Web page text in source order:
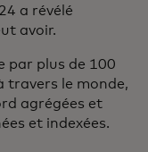
a révélé
avoir.
par plus de 100
travers le monde,
agrégées et
et indexées.